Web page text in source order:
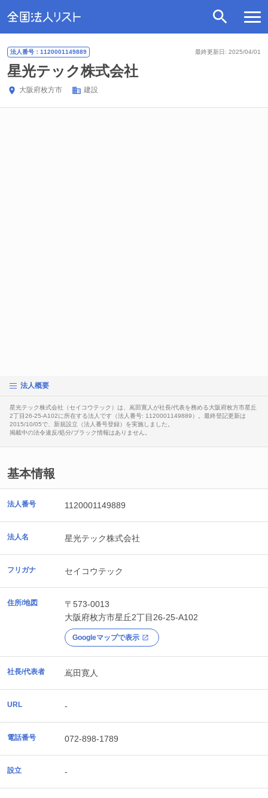
最終更新日: 2025/04/01
法人番号：1120001149889
星光テック株式会社
大阪府枚方市 建設
法人概要
星光テック株式会社（セイコウテック）は、嶌田寛人が社長/代表を務める大阪府枚方市星丘
2丁目26-25-A102に所在する法人です（法人番号: 1120001149889）。最終登記更新は
2015/10/05で、新規設立（法人番号登録）を実施しました。
掲載中の法令違反/処分/ブラック情報はありません。
基本情報
法人番号 1120001149889
法人名 星光テック株式会社
フリガナ セイコウテック
住所/地図
〒573-0013
大阪府枚方市星丘2丁目26-25-A102
Googleマップで表示
社長/代表者 嶌田寛人
URL -
電話番号 072-898-1789
設立 -